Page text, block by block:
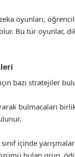
oyunları,
Bu tür oyunlar,
bazı stratejiler
bulmacaları
içinde
bulan grup,